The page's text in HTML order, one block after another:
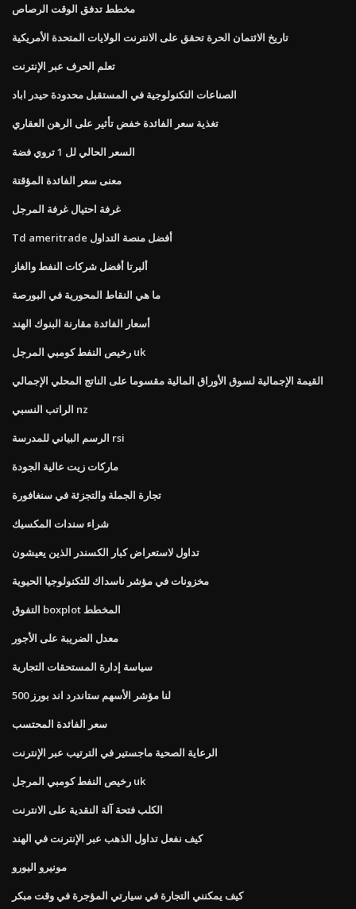
مخطط تدفق الوقت الرصاص
تاريخ الائتمان الحرة تحقق على الانترنت الولايات المتحدة الأمريكية
تعلم الحرف عبر الإنترنت
الصناعات التكنولوجية في المستقبل محدودة حيدر اباد
تغذية سعر الفائدة خفض تأثير على الرهن العقاري
السعر الحالي لل 1 تروي فضة
معنى سعر الفائدة المؤقتة
غرفة احتيال غرفة المرجل
Td ameritrade أفضل منصة التداول
ألبرتا أفضل شركات النفط والغاز
ما هي النقاط المحورية في البورصة
أسعار الفائدة مقارنة البنوك الهند
رخيص النفط كومبي المرجل uk
القيمة الإجمالية لسوق الأوراق المالية مقسوما على الناتج المحلي الإجمالي
الراتب النسبي nz
الرسم البياني للمدرسة rsi
ماركات زيت عالية الجودة
تجارة الجملة والتجزئة في سنغافورة
شراء سندات المكسيك
تداول لاستعراض كبار الكسندر الذين يعيشون
مخزونات في مؤشر ناسداك للتكنولوجيا الحيوية
التفوق boxplot المخطط
معدل الضريبة على الأجور
سياسة إدارة المستحقات التجارية
لنا مؤشر الأسهم ستاندرد اند بورز 500
سعر الفائدة المحتسب
الرعاية الصحية ماجستير في الترتيب عبر الإنترنت
رخيص النفط كومبي المرجل uk
الكلب فتحة آلة النقدية على الانترنت
كيف نفعل تداول الذهب عبر الإنترنت في الهند
مونيرو اليورو
كيف يمكنني التجارة في سيارتي المؤجرة في وقت مبكر